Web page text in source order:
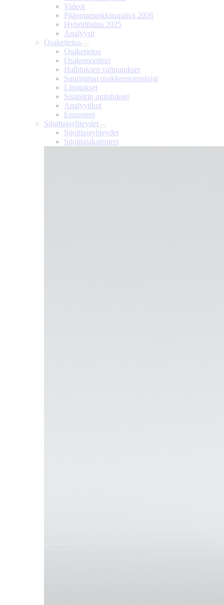
Videot
Pääomamarkkinapäivä 2026
Hybridilaina 2025
Analyysit
Osaketietoa
Osaketietoa
Osakemonitori
Hallituksen valtuutukset
Suurimmat osakkeenomistajat
Liputukset
Sisäpiirin omistukset
Analyytikot
Ennusteet
Sijoittajayhteydet
Sijoittajayhteydet
Sijoittajakalenteri